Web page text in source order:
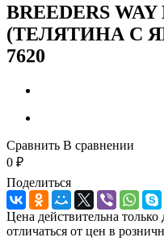
BREEDERS
(ТЕЛЯТИНА С
7620
Сравнить В сравнении
0 ₽
Поделиться
Цена действительна
отличаться от цен в